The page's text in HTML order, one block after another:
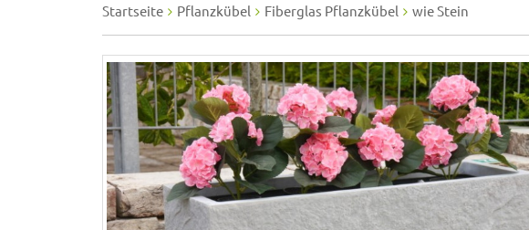
Startseite Pflanzkübel Fiberglas Pflanzkübel wie Stein